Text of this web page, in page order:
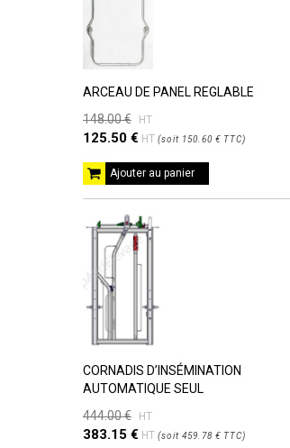
ARCEAU DE PANEL REGLABLE
148.00 €
HT
125.50 € HT (soit 150.60 € TTC)
Ajouter au panier
CORNADIS D’INSÉMINATION
AUTOMATIQUE SEUL
444.00 €
HT
383.15 € HT (soit 459.78 € TTC)